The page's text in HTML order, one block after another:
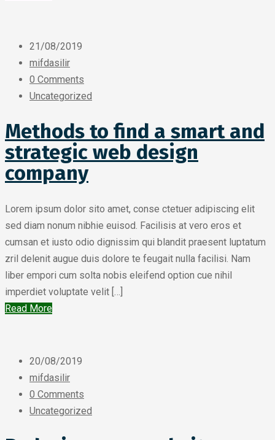
21/08/2019
mifdasilir
0 Comments
Uncategorized
Methods to find a smart and
strategic web design
company
Lorem ipsum dolor sito amet, conse ctetuer adipiscing elit
sed diam nonum nibhie euisod. Facilisis at vero eros et
cumsan et iusto odio dignissim qui blandit praesent luptatum
zril delenit augue duis dolore te feugait nulla facilisi. Nam
liber empori cum solta nobis eleifend option cue nihil
imperdiet voluptate velit […]
Read More
20/08/2019
mifdasilir
0 Comments
Uncategorized